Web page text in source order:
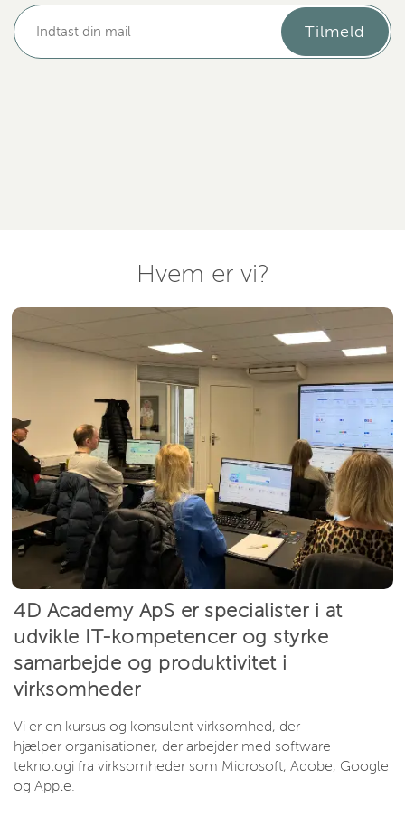
Tilmeld
Hvem er vi?
4D Academy ApS er specialister i at
udvikle IT-kompetencer og styrke
samarbejde og produktivitet i
virksomheder
Vi er en kursus og konsulent virksomhed, der
hjælper organisationer, der arbejder med software
teknologi fra virksomheder som Microsoft, Adobe, Google
og Apple.